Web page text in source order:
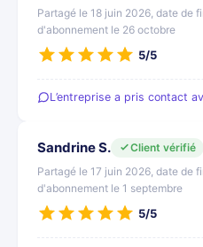
Partagé le 18 juin 2026, date de
d'abonnement le 26 octobre
5/5
L’entreprise a pris contact
Sandrine S.
Client vérifié
Partagé le 17 juin 2026, date de
d'abonnement le 1 septembre
5/5